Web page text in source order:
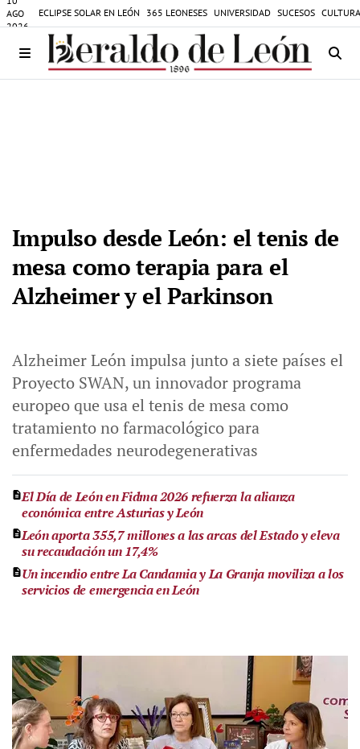
AGO
2026
ECLIPSE SOLAR EN LEÓN 365 LEONESES UNIVERSIDAD SUCESOS
Impulso desde León: el tenis de
mesa como terapia para el
Alzheimer y el Parkinson
Alzheimer León impulsa junto a siete países el
Proyecto SWAN, un innovador programa
europeo que usa el tenis de mesa como
tratamiento no farmacológico para
enfermedades neurodegenerativas
El Día de León en Fidma 2026 refuerza la alianza
económica entre Asturias y León
León aporta 355,7 millones a las arcas del Estado y eleva
su recaudación un 17,4%
Un incendio entre La Candamia y La Granja moviliza a los
servicios de emergencia en León